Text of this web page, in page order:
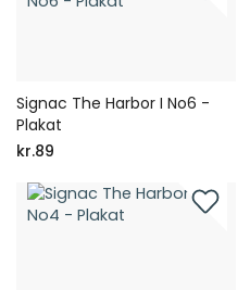
Signac The Harbor I No6 -
Plakat
kr.89